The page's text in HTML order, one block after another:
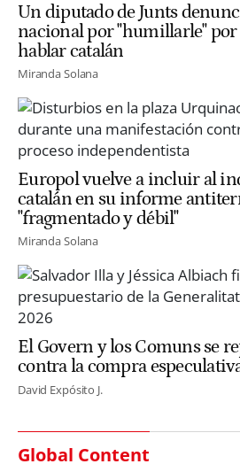
Un diputado de Junts
nacional por "humillarle" por
hablar catalán
Miranda Solana
Europol vuelve a incluir al
catalán en su informe
"fragmentado y débil"
Miranda Solana
El Govern y los Comuns se
contra la compra
David Expósito J.
Global Content